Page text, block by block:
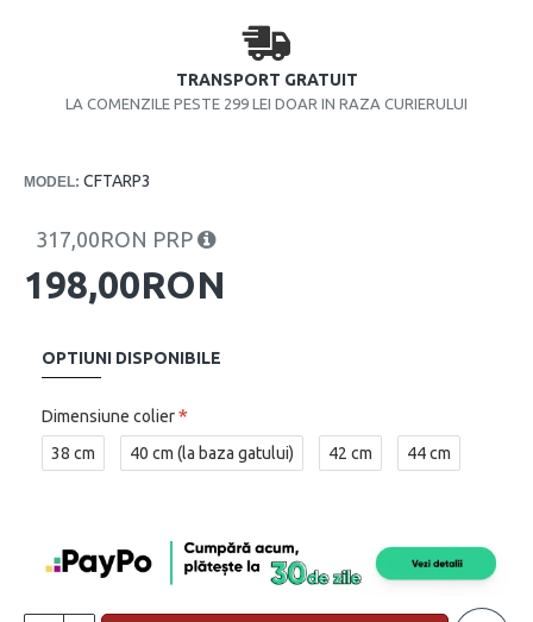
TRANSPORT GRATUIT
LA COMENZILE PESTE 299 LEI DOAR IN RAZA CURIERULUI
MODEL: CFTARP3
198,00RON
317,00RON PRP
OPTIUNI DISPONIBILE
Dimensiune colier
38 cm
40 cm (la baza gatului) 42 cm 44 cm